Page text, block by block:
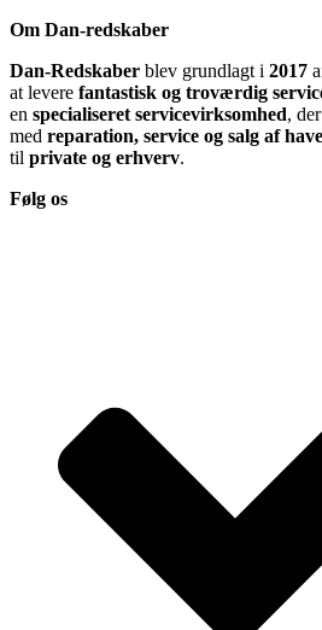
Om Dan-redskaber
Dan-Redskaber blev grundlagt i 2017
at levere fantastisk og troværdig
en specialiseret servicevirksomhed,
med reparation, service og salg af
til private og erhverv.
Følg os